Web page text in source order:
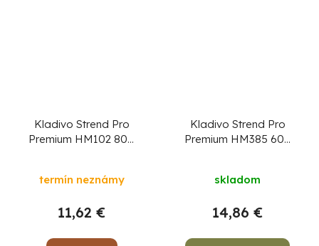
Kladivo Strend Pro
Premium HM102 800
termín neznámy
11,62 €
Kladivo Strend Pro
Premium HM385 600
skladom
14,86 €